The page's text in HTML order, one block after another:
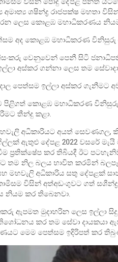
අමාත්‍ය ශෂින්ද්‍ර රාජපක්ෂ මහතා
ලෙස කොළඹ මහාධිකරණය
අද කොළඹ මහාධිකරණ විනිසුරු
වෙනුවෙන් පෙනී සිටි
අස්කර ගන්නා ලෙස තම
පෙත්සම ඉල්ලා අස්කර ගැනීමට
පිළිගත් කොළඹ මහාධිකරණ
තීන්දු කළා.
මහවැලි අධිකාරියට අයත්
ඇතුළු දේපළ 2022 වසරේ
ප්‍රතික්ෂේප කර තිබියදී ඊට
තම නිල බලය භාවිත කරමින්
මහවැලි අධිකාරිය සතු දේපළක්
විසින් අත්අඩංගුවට ගත්
නියම කර තිබෙනවා.
ඇපමත මුදාහරින ලෙස ඉල්ලා
කර තම සේවා දායකයා
මෙම පෙත්සම ඉදිරිපත් කර